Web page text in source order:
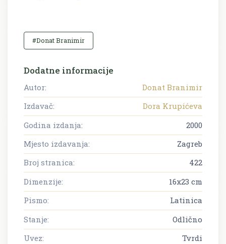
#Donat Branimir
Dodatne informacije
Autor:
Donat Branimir
Izdavač:
Dora Krupićeva
Godina izdanja:
2000
Mjesto izdavanja:
Zagreb
Broj stranica:
422
Dimenzije:
16x23 cm
Pismo:
Latinica
Stanje:
Odlično
Uvez:
Tvrdi